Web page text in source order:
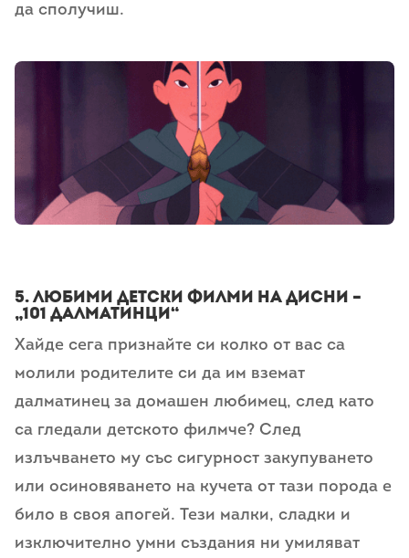
да сполучиш.
5. любими детски филми на дисни –
„101 далматинци“
Хайде сега признайте си колко от вас са
молили родителите си да им вземат
далматинец за домашен любимец, след като
са гледали детското филмче? След
излъчването му със сигурност закупуването
или осиновяването на кучета от тази порода е
било в своя апогей. Тези малки, сладки и
изключително умни създания ни умиляват